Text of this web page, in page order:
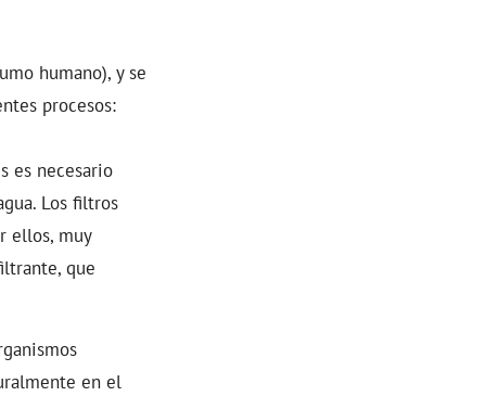
humano), y se
procesos:
es necesario
Los filtros
ellos, muy
que
en el